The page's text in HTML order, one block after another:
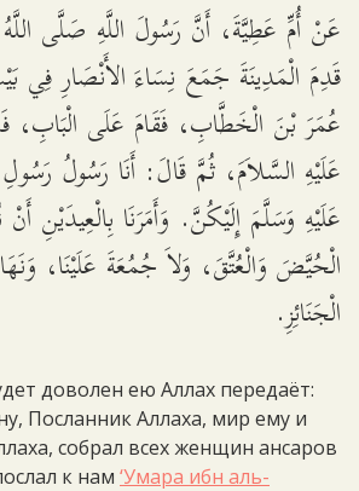
عَنْ أُمِّ عَطِيَّةَ، أَنَّ رَسُولَ اللَّهِ صَلَّى
قَدِمَ الْمَدِينَةَ جَمَعَ نِسَاءَ الأَنْصَارِ فِي
عُمَرَ بْنَ الْخَطَّابِ، فَقَامَ عَلَى الْبَابِ،
عَلَيْهِ السَّلاَمَ، ثُمَّ قَالَ: أَنَا رَسُولُ
عَلَيْهِ وَسَلَّمَ إِلَيْكُنَّ. وَأَمَرَنَا بِالْعِيدَيْنِ
الْحُيَّضَ وَالْعُتَّقَ، وَلاَ جُمُعَةَ عَلَيْنَا،
الْجَنَائِزِ.
доволен ею Аллах передаёт:
Посланник Аллаха, мир ему и
собрал всех женщин ансаров
к нам ‘Умара ибн аль-